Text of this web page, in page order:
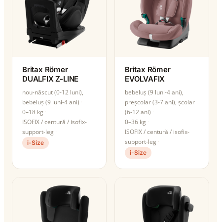
Britax Römer
DUALFIX Z-LINE
nou-născut (0-12 luni),
bebeluș (9 luni-4 ani)
0–18 kg
ISOFIX / centură / isofix-
support-leg
i-Size
Britax Römer
EVOLVAFIX
bebeluș (9 luni-4 ani),
preșcolar (3-7 ani), școlar
(6-12 ani)
0–36 kg
ISOFIX / centură / isofix-
support-leg
i-Size